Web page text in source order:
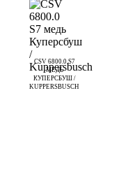
CSV 6800.0 S7
МЕДЬ
КУПЕРСБУШ /
KUPPERSBUSCH